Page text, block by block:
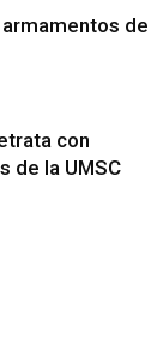
de
con
de la UMSC